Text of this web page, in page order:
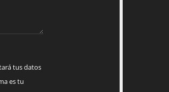
tus datos
es tu